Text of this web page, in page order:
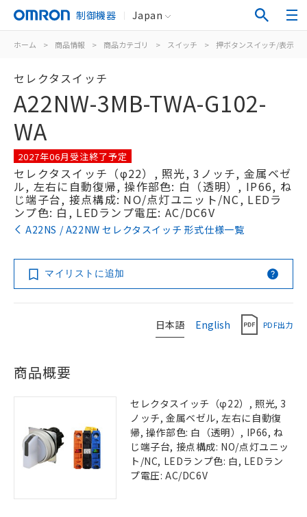
制御機器 Japan
ホーム > 商品情報 > 商品カテゴリ > スイッチ > 押ボタンスイッチ/表示灯
セレクタスイッチ
A22NW-3MB-TWA-G102-
WA
2027年06月受注終了予定
セレクタスイッチ（φ22）, 照光, 3ノッチ, 金属ベゼ
ル, 左右に自動復帰, 操作部色: 白（透明）, IP66, ね
じ端子台, 接点構成: NO/点灯ユニット/NC, LEDラ
ンプ色: 白, LEDランプ電圧: AC/DC6V
A22NS / A22NW セレクタスイッチ 形式仕様一覧
マイリストに追加
日本語 English PDF出力
商品概要
セレクタスイッチ（φ22）, 照光, 3
ノッチ, 金属ベゼル, 左右に自動復
帰, 操作部色: 白（透明）, IP66, ね
じ端子台, 接点構成: NO/点灯ユニッ
ト/NC, LEDランプ色: 白, LEDラン
プ電圧: AC/DC6V